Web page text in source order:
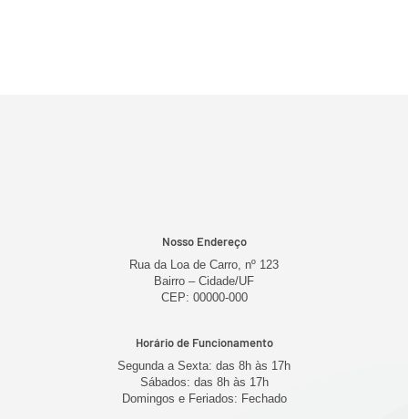
Nosso Endereço
Rua da Loa de Carro, nº 123
Bairro – Cidade/UF
CEP: 00000-000
Horário de Funcionamento
Segunda a Sexta: das 8h às 17h
Sábados: das 8h às 17h
Domingos e Feriados: Fechado